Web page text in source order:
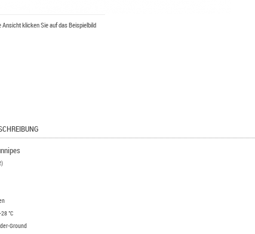
Ansicht klicken Sie auf das Beispielbild
°C
Ground